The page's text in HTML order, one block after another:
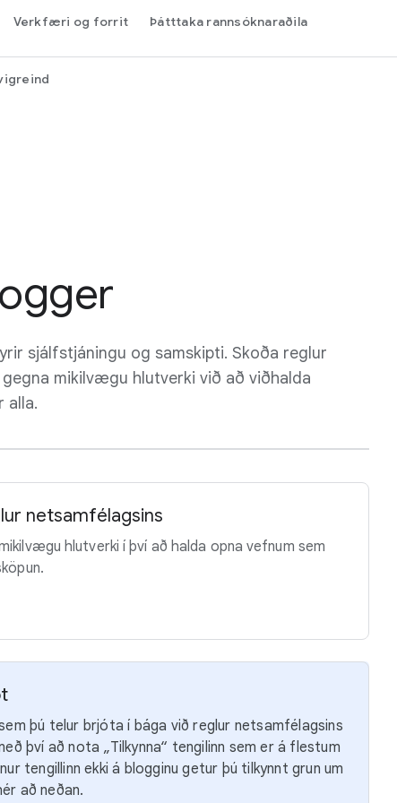
Verkfæri og forrit Þátttaka rannsóknaraðila
sjálfstjáningu og samskipti. Skoða reglur
mikilvægu hlutverki við að viðhalda
alla.
netsamfélagsins
hlutverki í því að halda opna vefnum sem
þú telur brjóta í bága við reglur netsamfélagsins
því að nota „Tilkynna“ tengilinn sem er á flestum
tengillinn ekki á blogginu getur þú tilkynnt grun um
að neðan.